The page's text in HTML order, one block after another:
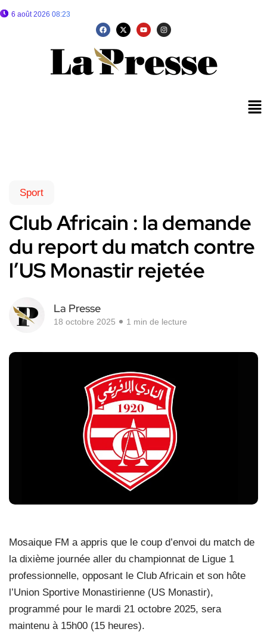
6 août 2026 08:23
Sport
Club Africain : la demande
du report du match contre
l’US Monastir rejetée
La Presse
18 octobre 2025 1 min de lecture
Mosaique FM a appris que le coup d’envoi du match de
la dixième journée aller du championnat de Ligue 1
professionnelle, opposant le Club Africain et son hôte
l’Union Sportive Monastirienne (US Monastir),
programmé pour le mardi 21 octobre 2025, sera
maintenu à 15h00 (15 heures).